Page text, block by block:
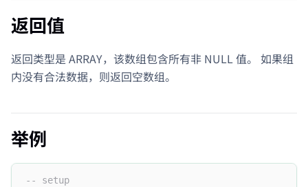
返回值
返回类型是 ARRAY，该数组包含所有非 NULL 值。 如果组
内没有合法数据，则返回空数组。
举例
-- setup